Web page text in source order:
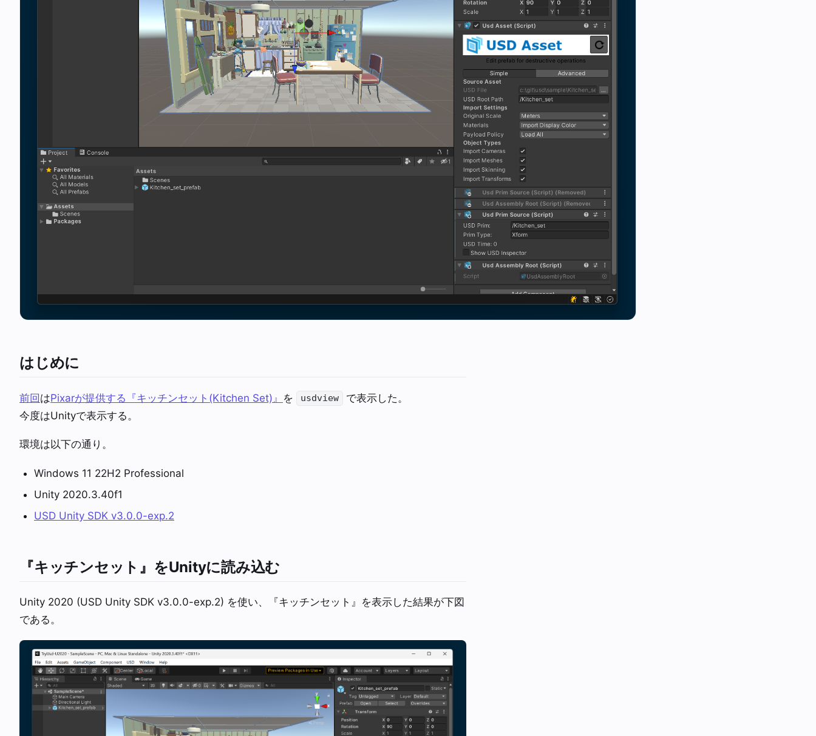
はじめに
前回はPixarが提供する『キッチンセット(Kitchen Set)』 を usdview
で表示した。
今度はUnityで表示する。
環境は以下の通り。
Windows 11 22H2 Professional
Unity 2020.3.40f1
USD Unity SDK v3.0.0-exp.2
『キッチンセット』をUnityに読み込む
Unity 2020 (USD Unity SDK v3.0.0-exp.2) を使い、『キッチンセット』を表示した結果が下図
である。